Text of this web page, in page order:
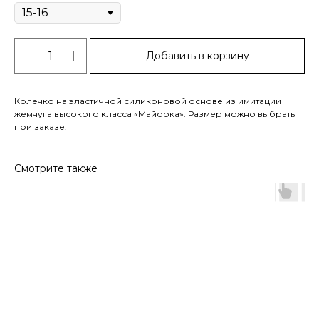
Добавить в корзину
Колечко на эластичной силиконовой основе из имитации
жемчуга высокого класса «Майорка». Размер можно выбрать
при заказе.
Смотрите также